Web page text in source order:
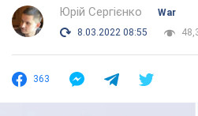
Юрій Сергієнко
War
8.03.2022 08:55
363